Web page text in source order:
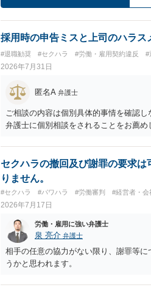
採用時の申告ミスと上司のハラス
#退職勧奨 #セクハラ #労働・雇用契約違反 #
2026年7月31日
匿名A 弁護士
ご相談の内容は個別具体的事情を確認
弁護士に個別相談をされることをお薦め
セクハラの撤回及び謝罪の要求
りません。
#セクハラ #パワハラ #労働審判 #経営者・会
2026年7月17日
労働・雇用に強い弁護士
泉 亮介 弁護士
相手の任意の協力がない限り、謝罪等
うかと思われます。